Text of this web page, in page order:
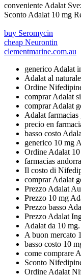
conveniente Adalat
Sconto Adalat 10 mg
buy Seromycin
cheap Neurontin
clementmarine.com.au
generico Adalat
Adalat al
Ordine
comprar Adalat
comprar Adalat
Adalat farmacias
precio en
basso costo
generico 10 mg
Ordine Adalat
farmacias
Il costo di
comprar Adalat
Prezzo Adalat
Prezzo 10 mg
Prezzo basso
Prezzo Adalat
Adalat da 10
A buon mercato
basso costo 10
come comprare
Sconto
Ordine Adalat